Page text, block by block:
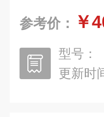
参考价： ￥
型号：
更新时